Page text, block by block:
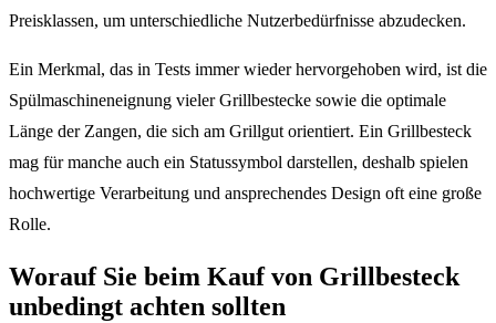
Preisklassen, um unterschiedliche Nutzerbedürfnisse abzudecken.
Ein Merkmal, das in Tests immer wieder hervorgehoben wird, ist die
Spülmaschineneignung vieler Grillbestecke sowie die optimale
Länge der Zangen, die sich am Grillgut orientiert. Ein Grillbesteck
mag für manche auch ein Statussymbol darstellen, deshalb spielen
hochwertige Verarbeitung und ansprechendes Design oft eine große
Rolle.
Worauf Sie beim Kauf von Grillbesteck
unbedingt achten sollten